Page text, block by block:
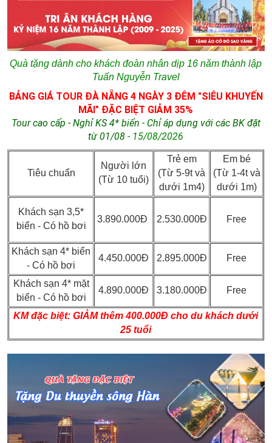
Quà tặng dành cho khách đoàn nhân dịp 16 năm thành lập
Tuấn Nguyễn Travel
BẢNG GIÁ TOUR ĐÀ NẴNG 4 NGÀY 3 ĐÊM "SIÊU KHUYẾN
MÃI" ĐẶC BIỆT GIẢM 35%
Tour cao cấp - Nghỉ KS 4* biển - Chỉ áp dụng với các BK đặt
từ01/08 - 15/08/2026
Tiêu chuẩn
Người lớn
(Từ 10 tuổi)
Trẻ em
(Từ 5-9t và
dưới 1m4)
Em bé
(Từ 1-4t và
dưới 1m)
Khách sạn 3,5*
biển - Có hồ bơi
3.890.000Đ 2.530.000Đ Free
Khách sạn 4* biển
- Có hồ bơi
4.450.000Đ 2.895.000Đ Free
Khách sạn 4* mặt
biển - Có hồ bơi
4.890.000Đ 3.180.000Đ Free
KM đặc biệt: GIẢM thêm 400.000Đ cho du khách dưới
25 tuổi